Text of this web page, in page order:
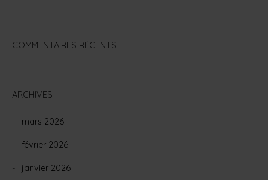
COMMENTAIRES RÉCENTS
ARCHIVES
mars 2026
février 2026
janvier 2026